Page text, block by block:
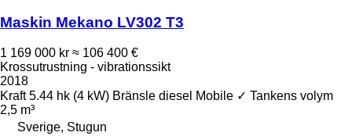
Maskin Mekano LV302 T3
1 169 000 kr ≈ 106 400 €
Krossutrustning - vibrationssikt
2018
Kraft 5.44 hk (4 kW) Bränsle diesel Mobile ✓ Tankens volym
2,5 m³
Sverige, Stugun